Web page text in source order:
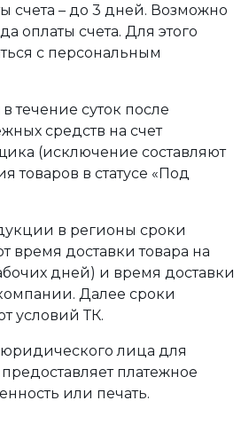
счета – до 3 дней. Возможно
оплаты счета. Для этого
с персональным
течение суток после
средств на счет
(исключение составляют
товаров в статусе «Под
в регионы сроки
время доставки товара на
дней) и время доставки
Далее сроки
условий ТК.
юридического лица для
платежное
или печать.